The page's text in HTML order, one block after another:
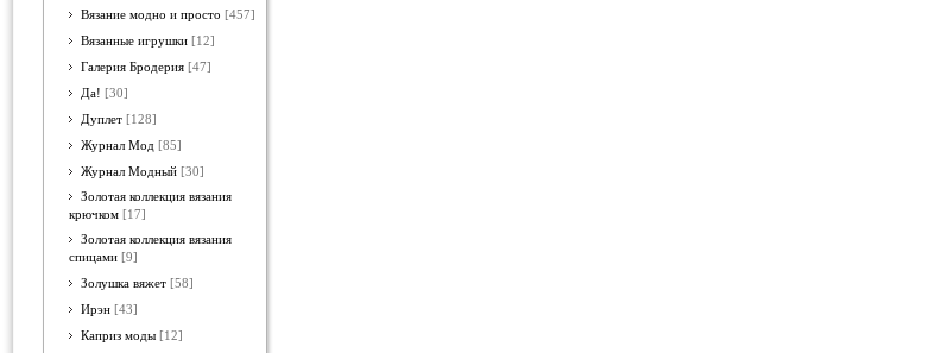
Вязание модно и просто [457]
Вязанные игрушки [12]
Галерия Бродерия [47]
Да! [30]
Дуплет [128]
Журнал Мод [85]
Журнал Модный [30]
Золотая коллекция вязания
крючком [17]
Золотая коллекция вязания
спицами [9]
Золушка вяжет [58]
Ирэн [43]
Каприз моды [12]